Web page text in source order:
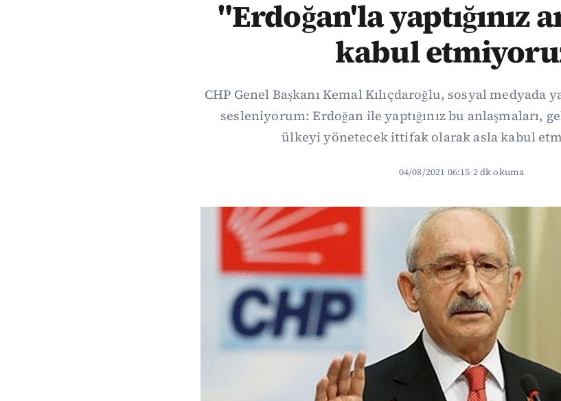
"Erdoğan'la yaptığınız
kabul
CHP Genel Başkanı Kemal Kılıçdaroğlu, sosyal medyada
sesleniyorum: Erdoğan ile yaptığınız bu anlaşmaları,
ülkeyi yönetecek ittifak olarak asla kabul
04/08/2021 06:15·2 dk okuma